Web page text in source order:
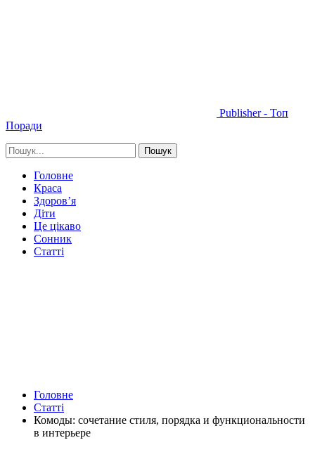
Publisher - Топ
Поради
Головне
Краса
Здоров’я
Діти
Це цікаво
Сонник
Статті
Головне
Статті
Комоды: сочетание стиля, порядка и функциональности
в интерьере